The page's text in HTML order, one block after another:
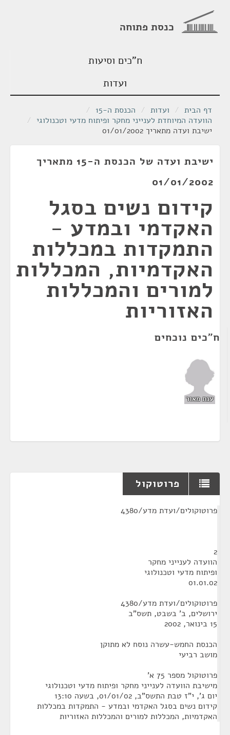
כנסת פתוחה
ח"כים וסיעות
ועדות
דף הבית / ועדות / הכנסת ה-15
/
הוועדה המיוחדת לענייני מחקר ופיתוח מדעי וטכנולוגי /
ישיבת ועדה מתאריך 01/01/2002
ישיבת ועדה של הכנסת ה-15 מתאריך
01/01/2002
קידום נשים בסגל
האקדמי ובמדע -
התמקדות במכללות
האקדמיות, המכללות
למורים והמכללות
האזוריות
ח"כים נוכחים
ענת מאור
פרוטוקול
פרוטוקולים/ועדת מדע/4380
2
הוועדה לענייני מחקר
ופיתוח מדעי וטכנולוגי
01.01.02
פרוטוקולים/ועדת מדע/4380
ירושלים, ב' בשבט, תשס"ב
15 בינואר, 2002
הכנסת החמש-עשרה נוסח לא מתוקן
מושב רביעי
פרוטוקול מספר 75 א'
מישיבת הוועדה לענייני מחקר ופיתוח מדעי וטכנולוגי
יום ג', י"ז טבת התשס"ב, 01/01/02, בשעה 13:10
קידום נשים בסגל האקדמי ובמדע - התמקדות במכללות
האקדמיות, המכללות למורים והמכללות האזוריות